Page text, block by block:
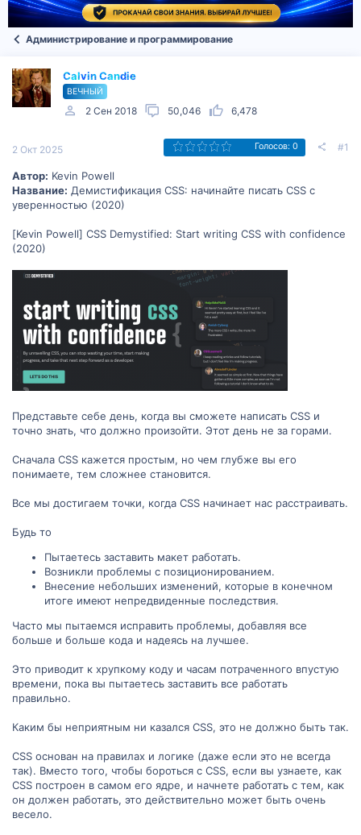
Администрирование и программирование
Calvin Candie
ВЕЧНЫЙ
2 Сен 2018 50,046 6,478
2 Окт 2025 Голосов: 0 #1
Автор: Kevin Powell
Название: Демистификация CSS: начинайте писать CSS с
уверенностью (2020)
[Kevin Powell] CSS Demystified: Start writing CSS with confidence
(2020)
Представьте себе день, когда вы сможете написать CSS и
точно знать, что должно произойти. Этот день не за горами.
Сначала CSS кажется простым, но чем глубже вы его
понимаете, тем сложнее становится.
Все мы достигаем точки, когда CSS начинает нас расстраивать.
Будь то
Пытаетесь заставить макет работать.
Возникли проблемы с позиционированием.
Внесение небольших изменений, которые в конечном
итоге имеют непредвиденные последствия.
Часто мы пытаемся исправить проблемы, добавляя все
больше и больше кода и надеясь на лучшее.
Это приводит к хрупкому коду и часам потраченного впустую
времени, пока вы пытаетесь заставить все работать
правильно.
Каким бы неприятным ни казался CSS, это не должно быть так.
CSS основан на правилах и логике (даже если это не всегда
так). Вместо того, чтобы бороться с CSS, если вы узнаете, как
CSS построен в самом его ядре, и начнете работать с тем, как
он должен работать, это действительно может быть очень
весело.